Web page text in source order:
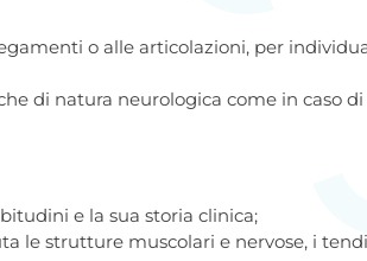
o alle articolazioni, per
di natura neurologica come in caso di
e la sua storia clinica;
le strutture muscolari e nervose, i